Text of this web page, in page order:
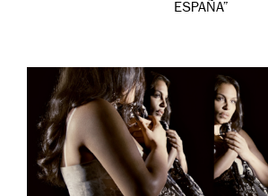
ESPAÑA”